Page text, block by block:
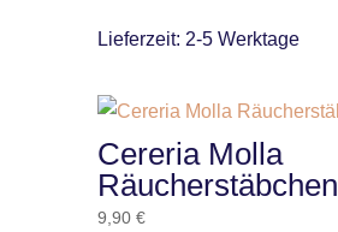
Lieferzeit: 2-5 Werktage
Cereria Molla
Räucherstäbchen
9,90 €